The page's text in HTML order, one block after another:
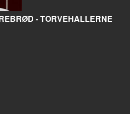
- TORVEHALLERNE